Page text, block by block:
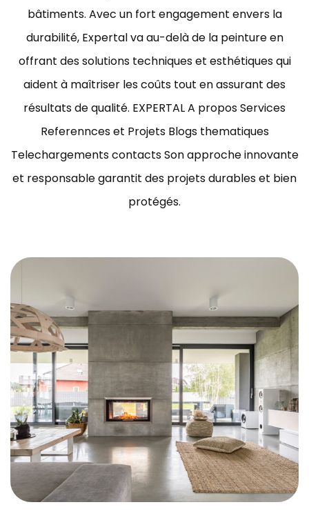
bâtiments. Avec un fort engagement envers la
durabilité, Expertal va au-delà de la peinture en
offrant des solutions techniques et esthétiques qui
aident à maîtriser les coûts tout en assurant des
résultats de qualité. EXPERTAL A propos Services
Referennces et Projets Blogs thematiques
Telechargements contacts Son approche innovante
et responsable garantit des projets durables et bien
protégés.